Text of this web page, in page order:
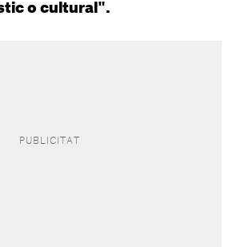
o cultural".